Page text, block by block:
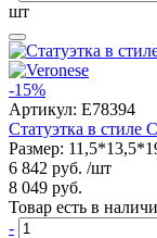
шт
-15%
Артикул: E78394
Статуэтка в стиле
Размер:
6 842 руб. /шт
8 049 руб.
Товар есть в
-